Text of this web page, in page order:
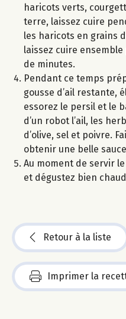
haricots verts,
terre, laissez cuire
les haricots en grains
laissez cuire
de minutes.
Pendant ce temps
gousse d’ail restante,
essorez le persil et le
d’un robot l’ail, les
d’olive, sel et poivre.
obtenir une belle
Au moment de servir
et dégustez bien
Retour à la liste
Imprimer la